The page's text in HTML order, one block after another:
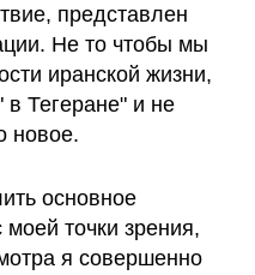
представлен
Не то чтобы мы
иранской жизни,
Тегеране" и не
новое.
основное
точки зрения,
я совершенно